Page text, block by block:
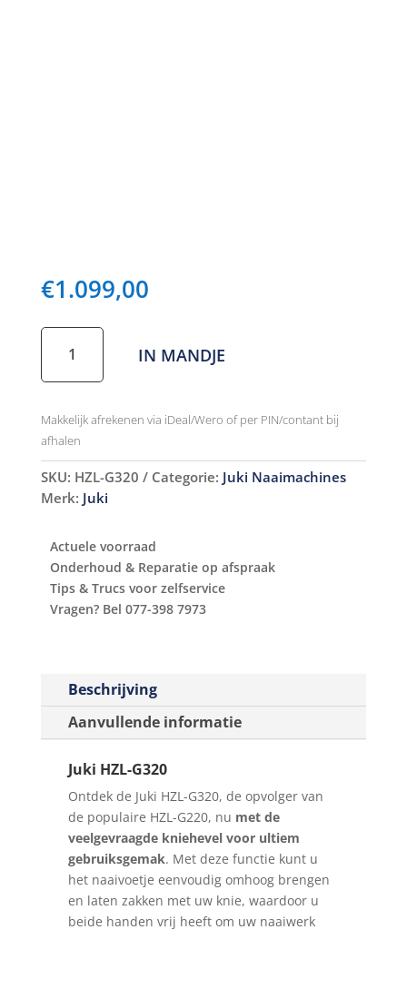
€1.099,00
Juki
G320
IN MANDJE
Makkelijk afrekenen via iDeal/Wero of per PIN/contant bij
afhalen
SKU: HZL-G320 Categorie: Juki Naaimachines
Merk: Juki
Actuele voorraad
Onderhoud & Reparatie op afspraak
Tips & Trucs voor zelfservice
Vragen? Bel 077-398 7973
Beschrijving
Aanvullende informatie
Juki HZL-G320
Ontdek de Juki HZL-G320, de opvolger van
de populaire HZL-G220, nu met de
veelgevraagde kniehevel voor ultiem
gebruiksgemak. Met deze functie kunt u
het naaivoetje eenvoudig omhoog brengen
en laten zakken met uw knie, waardoor u
beide handen vrij heeft om uw naaiwerk